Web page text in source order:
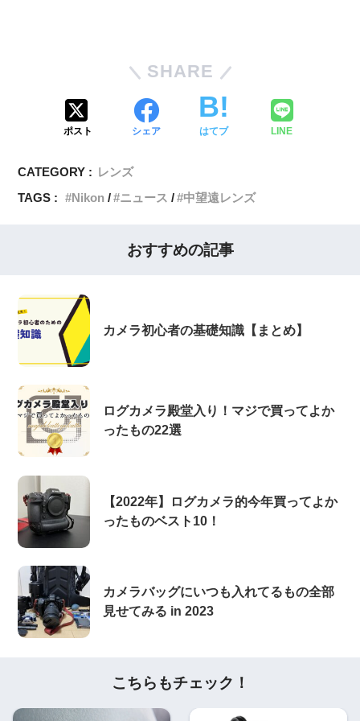
SHARE
ポスト シェア はてブ LINE
CATEGORY : レンズ
TAGS :
Nikon ニュース 中望遠レンズ
おすすめの記事
カメラ初心者の基礎知識【まとめ】
ログカメラ殿堂入り！マジで買ってよか
ったもの22選
【2022年】ログカメラ的今年買ってよか
ったものベスト10！
カメラバッグにいつも入れてるもの全部
見せてみる in 2023
こちらもチェック！